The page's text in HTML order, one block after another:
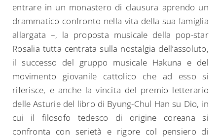
entrare in un monastero di clausura aprendo un
drammatico confronto nella vita della sua famiglia
allargata –, la proposta musicale della pop-star
Rosalia tutta centrata sulla nostalgia dell’assoluto,
il successo del gruppo musicale Hakuna e del
movimento giovanile cattolico che ad esso si
riferisce, e anche la vincita del premio letterario
delle Asturie del libro di Byung-Chul Han su Dio, in
cui il filosofo tedesco di origine coreana si
confronta con serietà e rigore col pensiero di